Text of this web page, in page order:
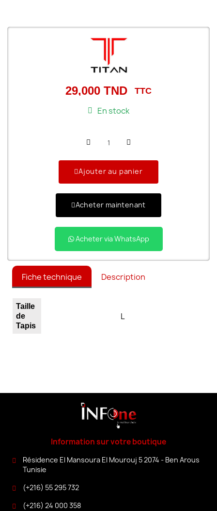
29,000 TND TTC
En stock
Ajouter au panier
Acheter maintenant
Acheter via WhatsApp
Fiche technique Description
Taille
de
Tapis
L
Information sur votre boutique
Résidence El Mansoura El Mourouj 5 2074 - Ben Arous
Tunisie
(+216) 55 295 732
(+216) 24 000 358